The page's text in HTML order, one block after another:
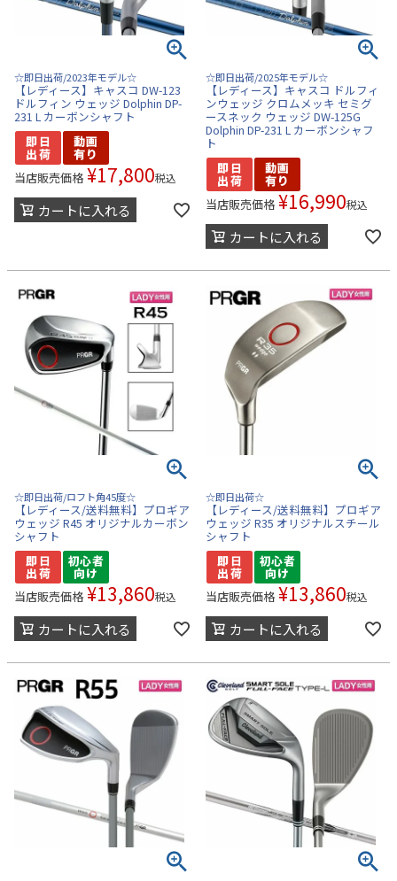
☆即日出荷/2023年モデル☆
【レディース】キャスコ DW-123
ドルフィン ウェッジ Dolphin DP-
231 L カーボンシャフト
当店販売価格 ¥17,800税込
カートに入れる
☆即日出荷/2025年モデル☆
【レディース】キャスコ ドルフィ
ンウェッジ クロムメッキ セミグ
ースネック ウェッジ DW-125G
Dolphin DP-231 L カーボンシャフ
ト
当店販売価格 ¥16,990税込
カートに入れる
☆即日出荷/ロフト角45度☆
【レディース/送料無料】プロギア
ウェッジ R45 オリジナルカーボン
シャフト
当店販売価格 ¥13,860税込
カートに入れる
☆即日出荷☆
【レディース/送料無料】プロギア
ウェッジ R35 オリジナルスチール
シャフト
当店販売価格 ¥13,860税込
カートに入れる